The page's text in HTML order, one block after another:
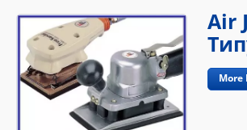
Air
More